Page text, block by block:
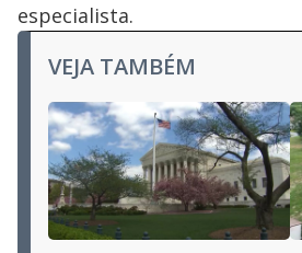
especialista.
VEJA TAMBÉM